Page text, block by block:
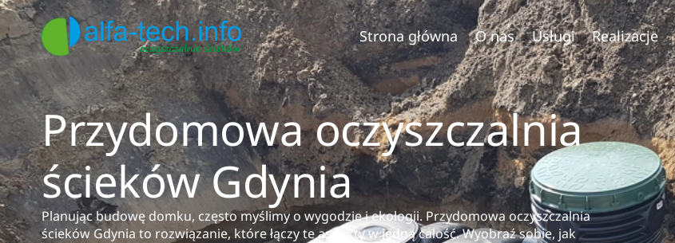
Strona główna O nas Usługi Realizacje
Przydomowa oczyszczalnia
ścieków Gdynia
Planując budowę domku, często myślimy o wygodzie i ekologii. Przydomowa oczyszczalnia
ścieków Gdynia to rozwiązanie, które łączy te aspekty w jedną całość. Wyobraź sobie, jak